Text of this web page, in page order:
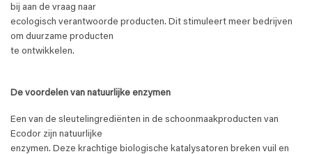
bij aan de vraag naar
ecologisch verantwoorde producten. Dit stimuleert meer bedrijven
om duurzame producten
te ontwikkelen.
De voordelen van natuurlijke enzymen
Een van de sleutelingrediënten in de schoonmaakproducten van
Ecodor zijn natuurlijke
enzymen. Deze krachtige biologische katalysatoren breken vuil en